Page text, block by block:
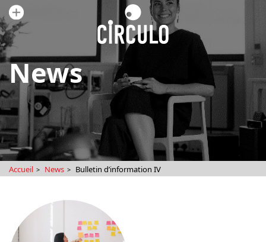
News
Accueil News Bulletin d’information IV